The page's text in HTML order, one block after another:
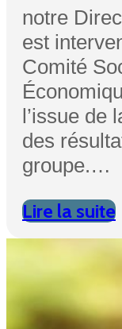
notre
est
Comité
l’issue de
des
groupe.…
Lire la suite